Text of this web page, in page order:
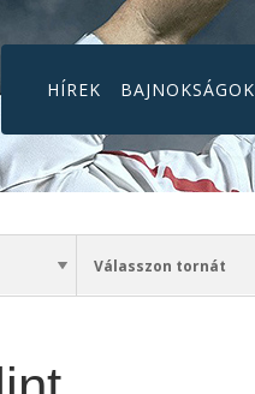
HÍREK BAJNOKSÁGOK